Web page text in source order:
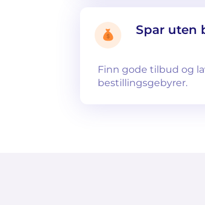
Spar uten
Finn gode tilbud og
bestillingsgebyrer.